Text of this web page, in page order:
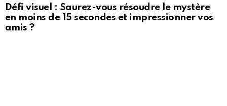
Défi visuel : Saurez-vous résoudre le mystère
en moins de 15 secondes et impressionner vos
amis ?